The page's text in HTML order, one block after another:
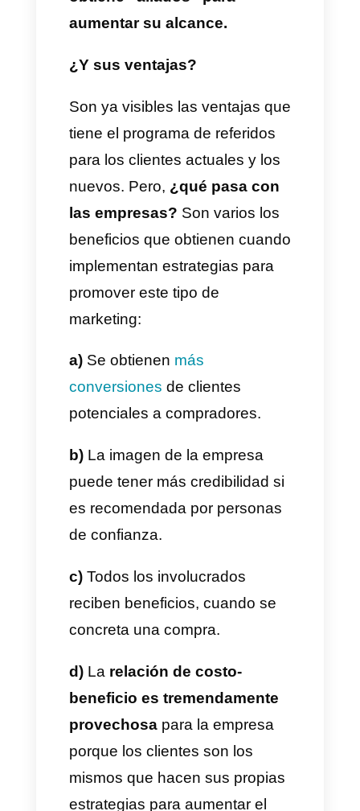
ofrece la empresa.
genera una fidelización porque
que será relacionado con la
marca.
Lo tercero y último a considerar
es que los beneficios de ambos
clientes solo puedenobtenerse
después de que el nuevo
Estas condiciones incentivan
que el cliente que refiere le
haga naturalmente las
recomendaciones a las
haga seguimiento. Es una
¿Y sus ventajas?
Son ya visibles las ventajas que